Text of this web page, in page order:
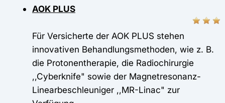
AOK PLUS
Für Versicherte der AOK PLUS stehen
innovativen Behandlungsmethoden, wie z. B.
die Protonentherapie, die Radiochirurgie
,,Cyberknife" sowie der Magnetresonanz-
Linearbeschleuniger ,,MR-Linac" zur